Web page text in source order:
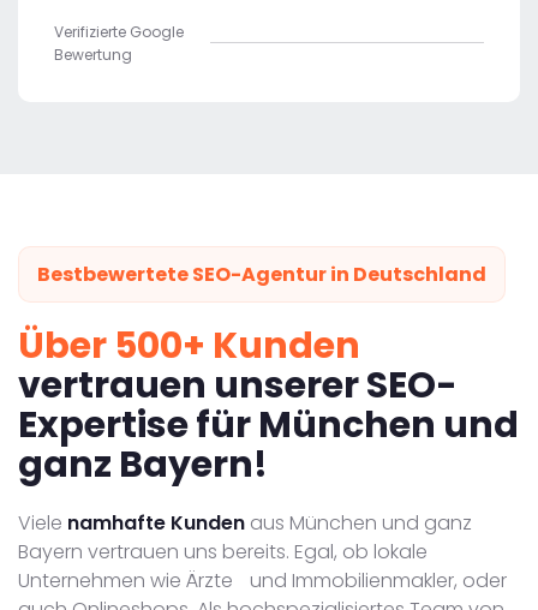
Verifizierte Google
Bewertung
Bestbewertete SEO-Agentur in Deutschland
Über 500+ Kunden
vertrauen unserer SEO-
Expertise für München und
ganz Bayern!
Viele namhafte Kunden aus München und ganz
Bayern vertrauen uns bereits. Egal, ob lokale
Unternehmen wie Ärzte und Immobilienmakler, oder